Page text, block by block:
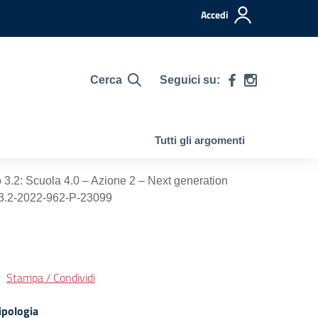
Accedi
Cerca Seguici su:
Tutti gli argomenti
Scuola 4.0 – Azione 2 – Next generation
2022-962-P-23099
Stampa / Condividi